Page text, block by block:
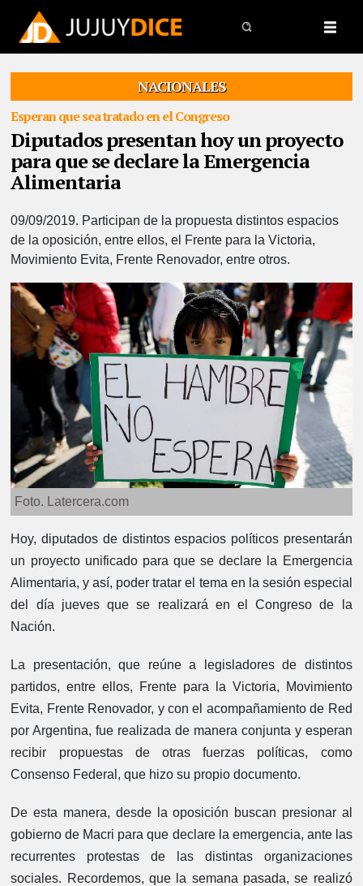
NACIONALES
Esperan que sea tratado en el Congreso
Diputados presentan hoy un proyecto
para que se declare la Emergencia
Alimentaria
09/09/2019. Participan de la propuesta distintos espacios
de la oposición, entre ellos, el Frente para la Victoria,
Movimiento Evita, Frente Renovador, entre otros.
Foto. Latercera.com
Hoy, diputados de distintos espacios políticos presentarán
un proyecto unificado para que se declare la Emergencia
Alimentaria, y así, poder tratar el tema en la sesión especial
del día jueves que se realizará en el Congreso de la
Nación.
La presentación, que reúne a legisladores de distintos
partidos, entre ellos,
Frente para la Victoria, Movimiento
Evita, Frente Renovador, y con el acompañamiento de Red
por Argentina, fue realizada de manera conjunta y esperan
recibir propuestas de otras fuerzas políticas, como
Consenso Federal, que hizo su propio documento.
De esta manera, desde la oposición buscan presionar al
gobierno de Macri para que declare la emergencia, ante las
recurrentes protestas de las distintas organizaciones
sociales. Recordemos, que la semana pasada, se realizó